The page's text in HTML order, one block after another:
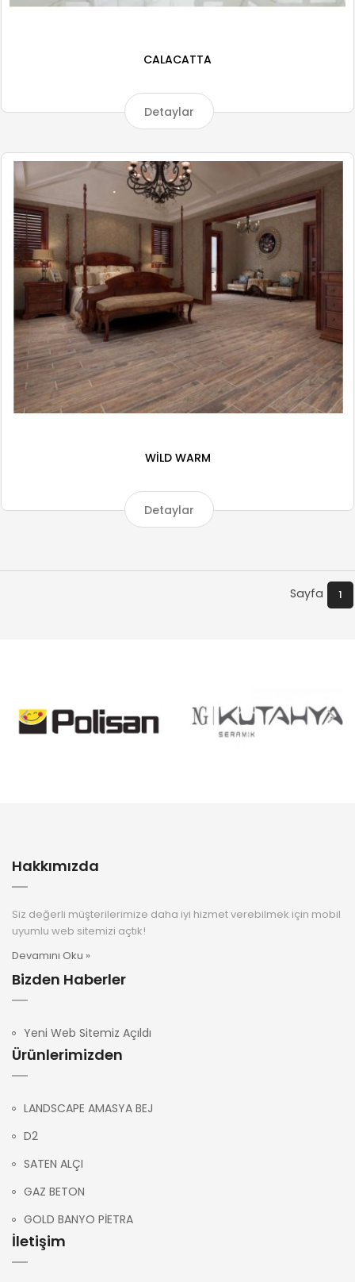
CALACATTA
Detaylar
WİLD WARM
Detaylar
Sayfa 1
Hakkımızda
Siz değerli müşterilerimize daha iyi hizmet verebilmek için mobil
uyumlu web sitemizi açtık!
Devamını Oku »
Bizden Haberler
Yeni Web Sitemiz Açıldı
Ürünlerimizden
LANDSCAPE AMASYA BEJ
D2
SATEN ALÇI
GAZ BETON
GOLD BANYO PİETRA
İletişim